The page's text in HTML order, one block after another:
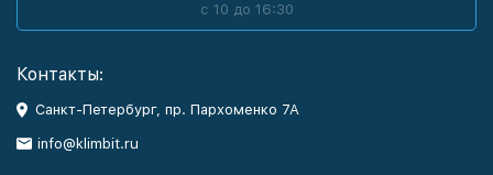
с 10 до 16:30
Контакты:
Санкт-Петербург, пр. Пархоменко 7А
info@klimbit.ru